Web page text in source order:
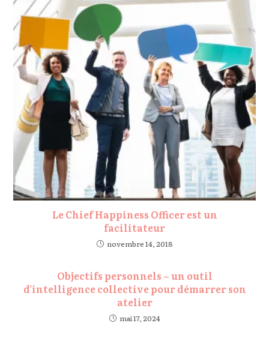
Le Chief Happiness Officer est un
facilitateur
novembre 14, 2018
Objectifs personnels – un outil
d’intelligence collective pour démarrer son
atelier
mai 17, 2024